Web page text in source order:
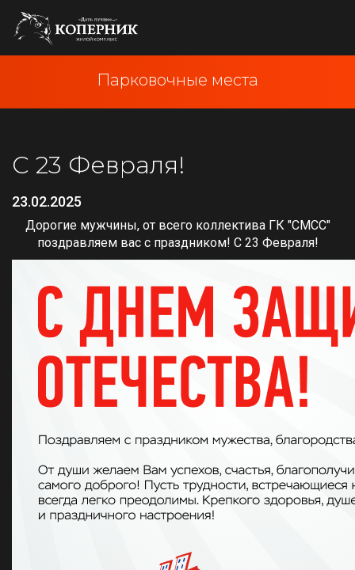
Парковочные места
С 23 Февраля!
23.02.2025
Дорогие мужчины, от всего коллектива ГК "СМСС"
поздравляем вас с праздником! С 23 Февраля!